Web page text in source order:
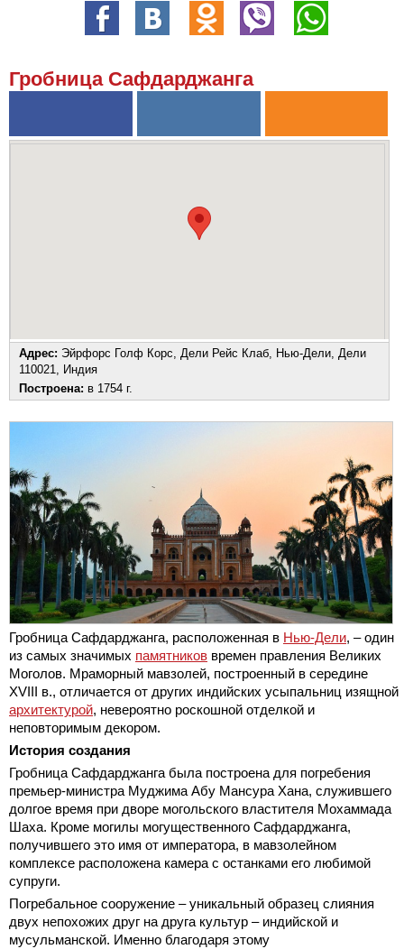
Гробница Сафдарджанга
Адрес: Эйрфорс Голф Корс, Дели Рейс Клаб, Нью-Дели, Дели
110021, Индия
Построена: в 1754 г.
Гробница Сафдарджанга, расположенная в Нью-Дели, – один
из самых значимых памятников времен правления Великих
Моголов. Мраморный мавзолей, построенный в середине
XVIII в., отличается от других индийских усыпальниц изящной
архитектурой, невероятно роскошной отделкой и
неповторимым декором.
История создания
Гробница Сафдарджанга была построена для погребения
премьер-министра Муджима Абу Мансура Хана, служившего
долгое время при дворе могольского властителя Мохаммада
Шаха. Кроме могилы могущественного Сафдарджанга,
получившего это имя от императора, в мавзолейном
комплексе расположена камера с останками его любимой
супруги.
Погребальное сооружение – уникальный образец слияния
двух непохожих друг на друга культур – индийской и
мусульманской. Именно благодаря этому